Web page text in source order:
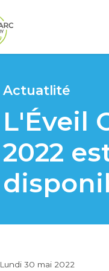
Actuatlité
L'Éveil
2022
Lundi 30 mai 2022